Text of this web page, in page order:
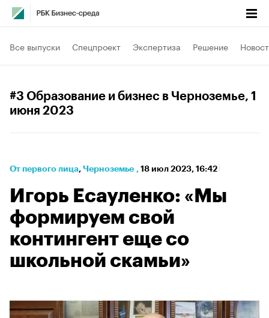
Все выпуски Спецпроект Экспертиза Решение
#3 Образование и бизнес в Черноземье, 1
июня 2023
От первого лица⁠, Черноземье , 18 июл 2023, 16:42
Игорь Есауленко: «Мы
формируем свой
контингент еще со
школьной скамьи»